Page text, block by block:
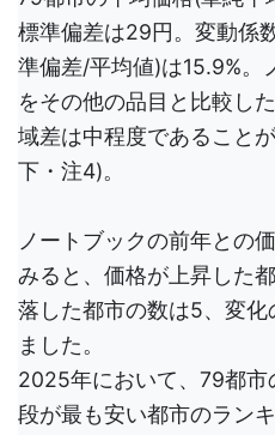
標準偏差は29円。変動係
準偏差/平均値)は15.9%。
をその他の品目と比較し
域差は中程度であること
下・注4)。
ノートブックの前年との
みると、価格が上昇した
落した都市の数は5、変
ました。
2025年において、79都市
段が最も安い都市のラン